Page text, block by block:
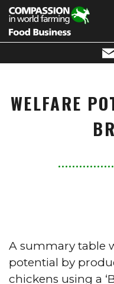
WELFARE
A summary table
potential by
chickens using a